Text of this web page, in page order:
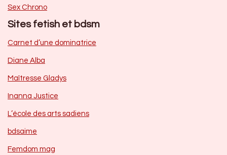
Sex Chrono
Sites fetish et bdsm
Carnet d’une dominatrice
Diane Alba
Maîtresse Gladys
Inanna Justice
L’école des arts sadiens
bdsaime
Femdom mag